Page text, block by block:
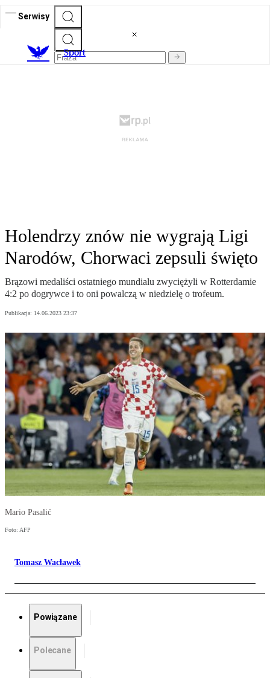
Serwisy
Sport
Holendrzy znów nie wygrają Ligi
Narodów, Chorwaci zepsuli święto
Brązowi medaliści ostatniego mundialu zwyciężyli w Rotterdamie
4:2 po dogrywce i to oni powalczą w niedzielę o trofeum.
Publikacja: 14.06.2023 23:37
Mario Pasalić
Foto: AFP
Tomasz Wacławek
Powiązane
Polecane